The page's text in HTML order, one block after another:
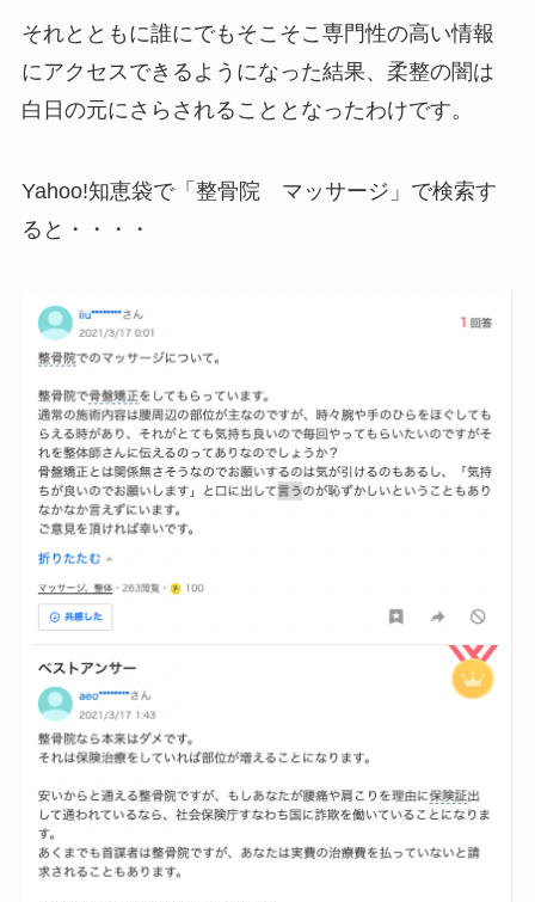
それとともに誰にでもそこそこ専門性の高い情報
にアクセスできるようになった結果、柔整の闇は
白日の元にさらされることとなったわけです。
Yahoo!知恵袋で「整骨院 マッサージ」で検索す
ると・・・・